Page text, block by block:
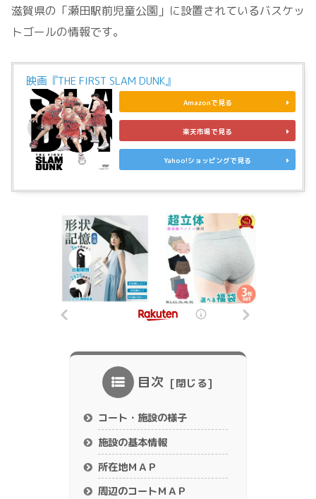
滋賀県の「瀬田駅前児童公園」に設置されているバスケッ
トゴールの情報です。
映画『THE FIRST SLAM DUNK』
Amazonで見る
楽天市場で見る
Yahoo!ショッピングで見る
目次
コート・施設の様子
施設の基本情報
所在地ＭＡＰ
周辺のコートＭＡＰ